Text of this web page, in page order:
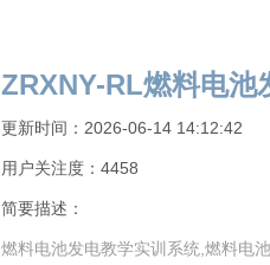
ZRXNY-RL燃料电池
更新时间：2026-06-14 14:12:42
用户关注度： 4458
简要描述：
燃料电池发电教学实训系统,燃料电